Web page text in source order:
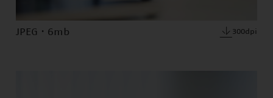
JPEG · 6mb 300dpi